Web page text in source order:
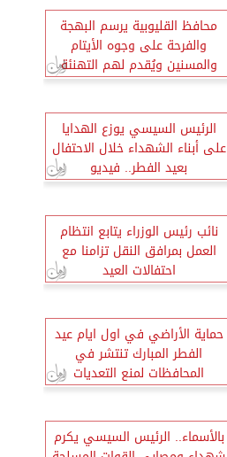
محافظ القليوبية يرسم البهجة
والفرحة على وجوه الأيتام
والمسنين ويُقدم لهم التهنئة
والهدايا
الرئيس السيسي يوزع الهدايا
على أبناء الشهداء خلال الاحتفال
بعيد الفطر.. فيديو
نائب رئيس الوزراء يتابع انتظام
العمل بمرافق النقل تزامنا مع
احتفالات العيد
حماية الأراضي في اول ايام عيد
الفطر المبارك تنتشر في
المحافظات لمنع التعديات
بالأسماء.. الرئيس السيسي يكرم